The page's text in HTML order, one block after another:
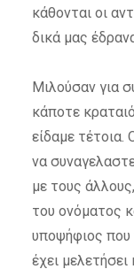
κάθονται οι
δικά μας
Μιλούσαν για
κάποτε
είδαμε
να
με τους
του ονόματος
υποψήφιος που
έχει